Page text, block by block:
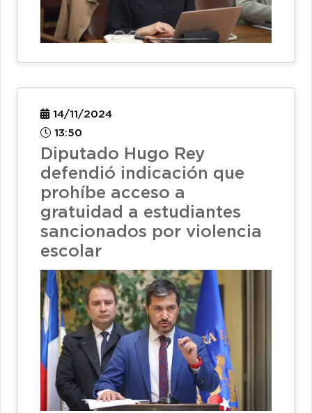
14/11/2024
13:50
Diputado Hugo Rey
defendió indicación que
prohíbe acceso a
gratuidad a estudiantes
sancionados por violencia
escolar